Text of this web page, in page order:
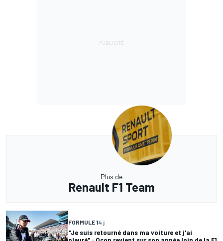
Plus de
Renault F1 Team
FORMULE 14 j
"Je suis retourné dans ma voiture et j'ai